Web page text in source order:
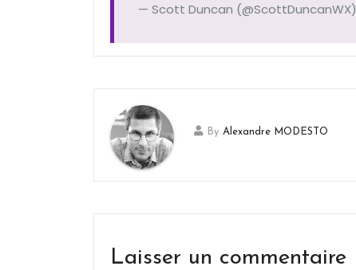
— Scott Duncan (@ScottDuncanWX)
By Alexandre MODESTO
Laisser un commentaire